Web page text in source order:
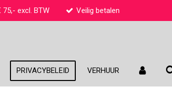
excl. BTW Veilig betalen
PRIVACYBELEID VERHUUR